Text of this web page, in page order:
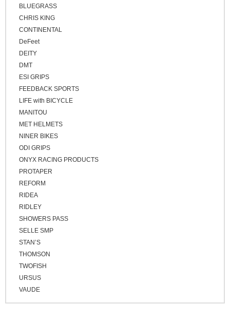
BLUEGRASS
CHRIS KING
CONTINENTAL
DeFeet
DEITY
DMT
ESI GRIPS
FEEDBACK SPORTS
LIFE with BICYCLE
MANITOU
MET HELMETS
NINER BIKES
ODI GRIPS
ONYX RACING PRODUCTS
PROTAPER
REFORM
RIDEA
RIDLEY
SHOWERS PASS
SELLE SMP
STAN’S
THOMSON
TWOFISH
URSUS
VAUDE